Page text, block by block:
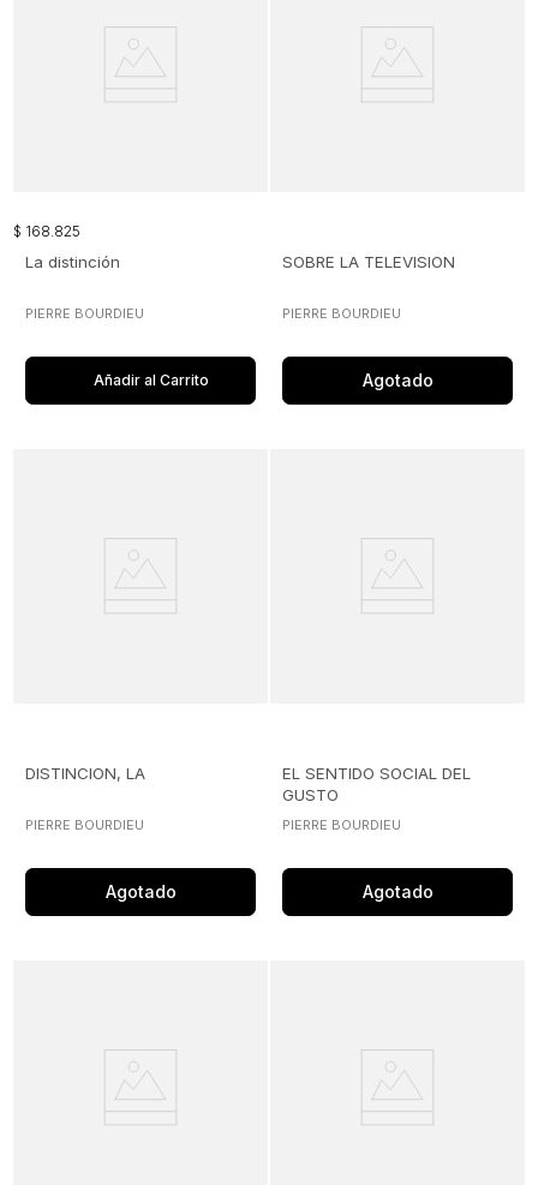
$ 168.825
La distinción
PIERRE BOURDIEU
Añadir al Carrito
SOBRE LA TELEVISION
PIERRE BOURDIEU
Agotado
DISTINCION, LA
PIERRE BOURDIEU
Agotado
EL SENTIDO SOCIAL DEL
GUSTO
PIERRE BOURDIEU
Agotado